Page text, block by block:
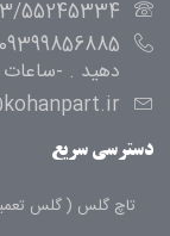
55245334
دهید . -ساعات کاری
دسترسی سریع
تاچ گلس ( گلس